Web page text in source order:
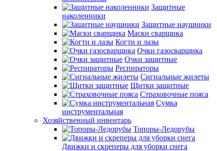
Защитные
наколенники
Защитные наушники
Маски сварщика
Когти и лазы
Очки газосварщика
Очки защитные
Респираторы
Сигнальные жилеты
Щитки защитные
Страховочные пояса
Сумка
инструментальная
Хозяйственный инвентарь
Топоры-Ледорубы
Движки и скреперы для уборки снега